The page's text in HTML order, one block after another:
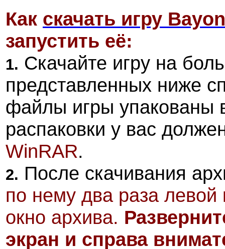
Как скачать игру
запустить её:
1. Скачайте игру на
представленных ниже
файлы игры упакованы
распаковки у вас
WinRAR.
2. После скачивания
по нему два раза
окно архива.
экран и справа